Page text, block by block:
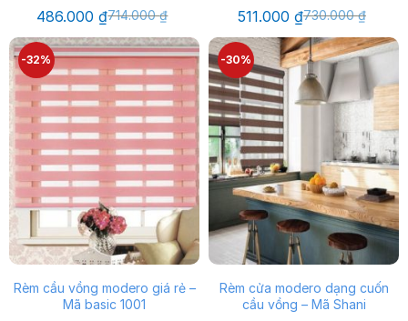
714.000₫
Giá
gốc
là:
714.000 ₫.
486.000₫Giá
hiện
tại
là:
486.000 ₫.
730.000₫
Giá
là:
730.000 ₫.
511.000 ₫Giá
tại
là:
511.000 ₫.
-32%
Rèm cầu vồng modero giá rẻ –
Mã basic 1001
-30%
Rèm cửa modero dạng cuốn
cầu vồng – Mã Shani